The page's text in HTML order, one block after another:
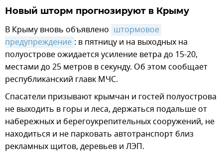
Новый шторм прогнозируют в Крыму
В Крыму вновь объявлено штормовое
предупреждение : в пятницу и на выходных на
полуострове ожидается усиление ветра до 15-20,
местами до 25 метров в секунду. Об этом сообщает
республиканский главк МЧС.
Спасатели призывают крымчан и гостей полуострова
не выходить в горы и леса, держаться подальше от
набережных и берегоукрепительных сооружений, не
находиться и не парковать автотранспорт близ
рекламных щитов, деревьев и ЛЭП.